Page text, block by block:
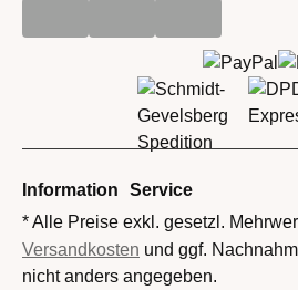
Information
Service
* Alle Preise exkl. gesetzl.
Versandkosten und ggf.
nicht anders angegeben.